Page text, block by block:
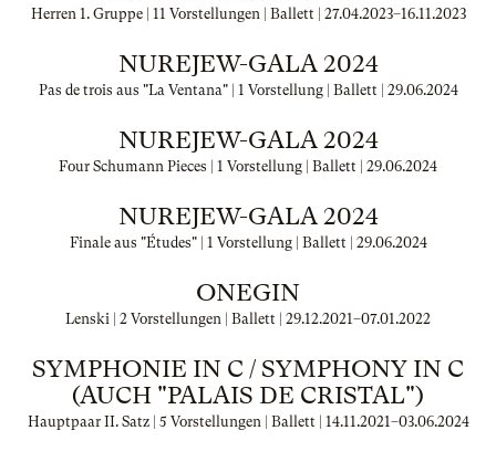
Herren 1. Gruppe | 11 Vorstellungen | Ballett | 27.04.2023–16.11.2023
NUREJEW-GALA 2024
Pas de trois aus "La Ventana" | 1 Vorstellung | Ballett | 29.06.2024
NUREJEW-GALA 2024
Four Schumann Pieces | 1 Vorstellung | Ballett | 29.06.2024
NUREJEW-GALA 2024
Finale aus "Études" | 1 Vorstellung | Ballett | 29.06.2024
ONEGIN
Lenski | 2 Vorstellungen | Ballett | 29.12.2021–07.01.2022
SYMPHONIE IN C / SYMPHONY IN C
(AUCH "PALAIS DE CRISTAL")
Hauptpaar II. Satz | 5 Vorstellungen | Ballett | 14.11.2021–03.06.2024